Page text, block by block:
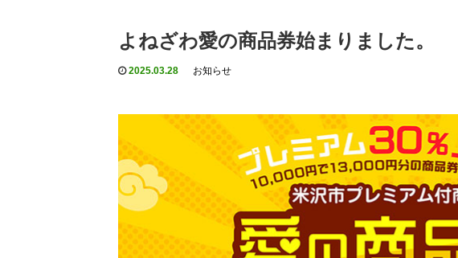
よねざわ愛の商品券始まりました。
2025.03.28 お知らせ